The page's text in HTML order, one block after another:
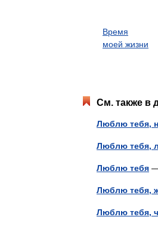
Время
моей жизни
См. также в
Люблю тебя,
Люблю тебя,
Люблю тебя
Люблю тебя,
Люблю тебя,